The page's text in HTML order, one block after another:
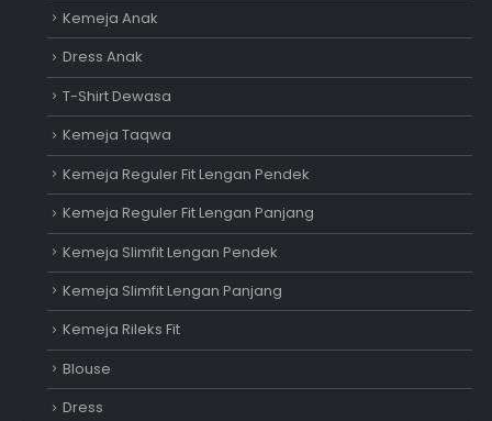
Kemeja Anak
Dress Anak
T-Shirt Dewasa
Kemeja Taqwa
Kemeja Reguler Fit Lengan Pendek
Kemeja Reguler Fit Lengan Panjang
Kemeja Slimfit Lengan Pendek
Kemeja Slimfit Lengan Panjang
Kemeja Rileks Fit
Blouse
Dress